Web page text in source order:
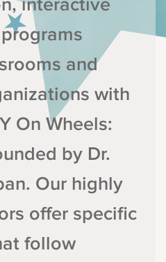
interactive
and
with
On Wheels:
by Dr.
Our highly
offer specific
follow